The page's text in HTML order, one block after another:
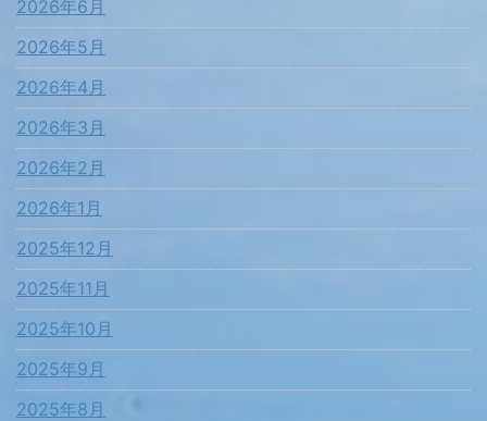
2026年6月
2026年5月
2026年4月
2026年3月
2026年2月
2026年1月
2025年12月
2025年11月
2025年10月
2025年9月
2025年8月